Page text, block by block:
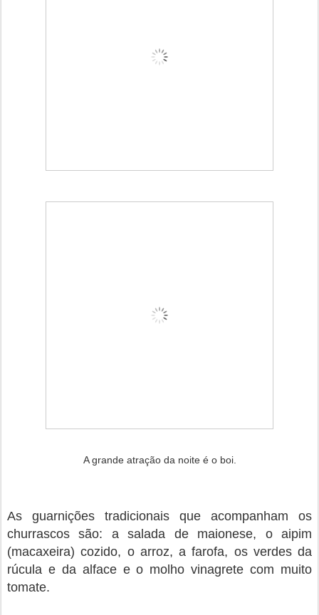
A grande atração da noite é o boi.
As guarnições tradicionais que acompanham os
churrascos são: a salada de maionese, o aipim
(macaxeira) cozido, o arroz, a farofa, os verdes da
rúcula e da alface e o molho vinagrete com muito
tomate.